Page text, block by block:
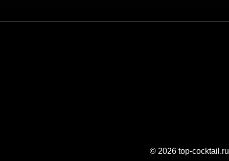
© 2026 top-cocktail.ru